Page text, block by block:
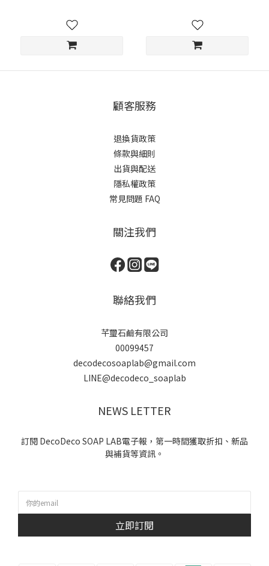
顧客服務
退換貨政策
條款與細則
出貨與配送
隱私權政策
常見問題 FAQ
關注我們
聯絡我們
芊璽石鹼有限公司
00099457
decodecosoaplab@gmail.com
LINE@decodeco_soaplab
NEWS LETTER
訂閱 DecoDeco SOAP LAB電子報，第一時間獲取折扣、新品
與補貨等資訊。
立即訂閱